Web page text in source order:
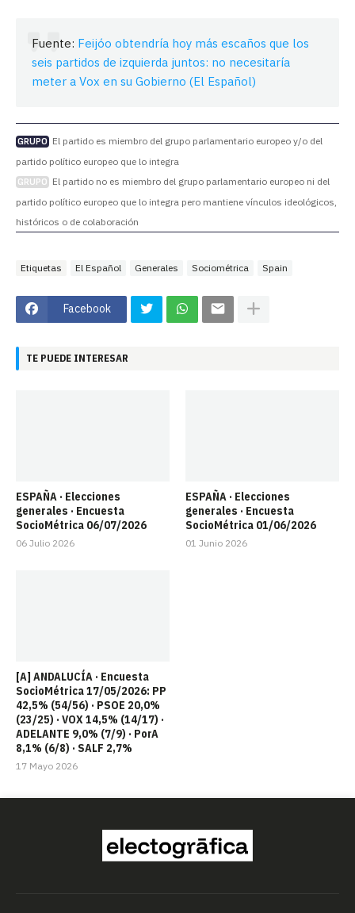
Fuente: Feijóo obtendría hoy más escaños que los
seis partidos de izquierda juntos: no necesitaría
meter a Vox en su Gobierno (El Español)
GRUPO El partido es miembro del grupo parlamentario europeo y/o del
partido político europeo que lo integra
GRUPO El partido no es miembro del grupo parlamentario europeo ni del
partido político europeo que lo integra pero mantiene vínculos ideológicos,
históricos o de colaboración
Etiquetas El Español Generales Sociométrica Spain
Facebook
TE PUEDE INTERESAR
ESPAÑA · Elecciones
generales · Encuesta
SocioMétrica 06/07/2026
06 Julio 2026
ESPAÑA · Elecciones
generales · Encuesta
SocioMétrica 01/06/2026
01 Junio 2026
[A] ANDALUCÍA · Encuesta
SocioMétrica 17/05/2026: PP
42,5% (54/56) · PSOE 20,0%
(23/25) · VOX 14,5% (14/17) ·
ADELANTE 9,0% (7/9) · PorA
8,1% (6/8) · SALF 2,7%
17 Mayo 2026